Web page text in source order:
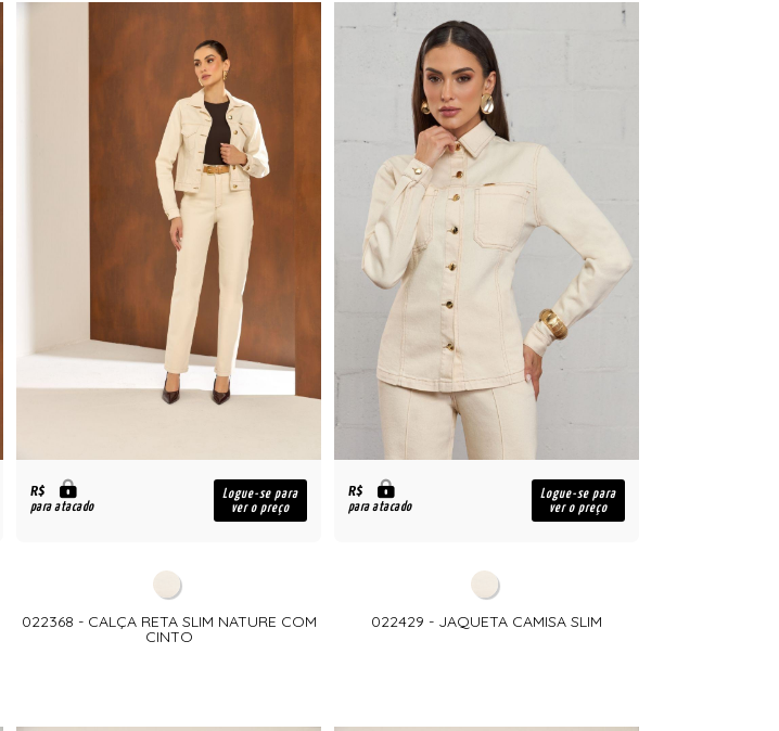
R$
para atacado
Logue-se para
ver o preço
022368 - CALÇA RETA SLIM NATURE COM
CINTO
R$
para atacado
Logue-se para
ver o preço
022429 - JAQUETA CAMISA SLIM